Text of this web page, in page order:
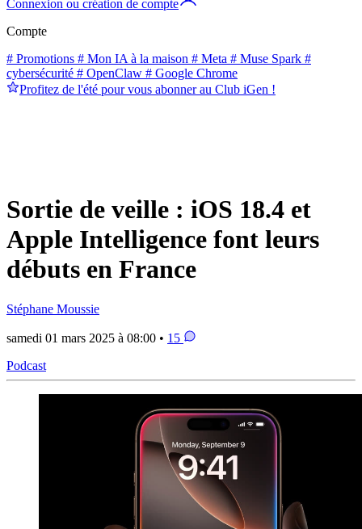
Connexion ou création de compte
Compte
# Promotions # Mon IA à la maison # Meta # Muse Spark #
cybersécurité # OpenClaw # Google Chrome
Profitez de l'été pour vous abonner au Club iGen !
Sortie de veille : iOS 18.4 et
Apple Intelligence font leurs
débuts en France
Stéphane Moussie
samedi 01 mars 2025 à 08:00 • 15
Podcast